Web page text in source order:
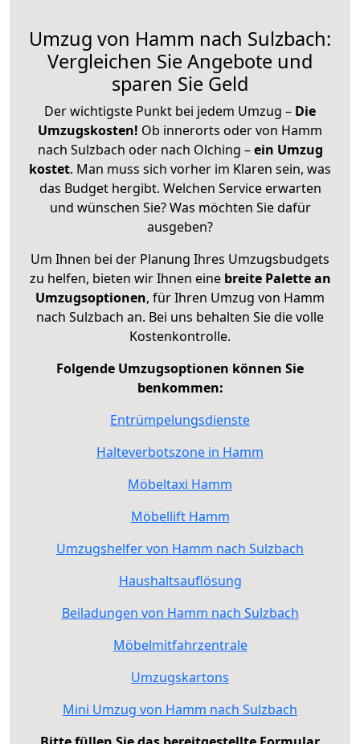
Umzug von Hamm nach Sulzbach:
Vergleichen Sie Angebote und
sparen Sie Geld
Der wichtigste Punkt bei jedem Umzug – Die
Umzugskosten! Ob innerorts oder von Hamm
nach Sulzbach oder nach Olching –ein Umzug
kostet. Man muss sich vorher im Klaren sein, was
das Budget hergibt. Welchen Service erwarten
und wünschen Sie? Was möchten Sie dafür
ausgeben?
Um Ihnen bei der Planung Ihres Umzugsbudgets
zu helfen, bieten wir Ihnen eine breite Palette an
Umzugsoptionen, für Ihren Umzug von Hamm
nach Sulzbach an. Bei uns behalten Sie die volle
Kostenkontrolle.
Folgende Umzugsoptionen können Sie
benkommen:
Entrümpelungsdienste
Halteverbotszone in Hamm
Möbeltaxi Hamm
Möbellift Hamm
Umzugshelfer von Hamm nach Sulzbach
Haushaltsauflösung
Beiladungen von Hamm nach Sulzbach
Möbelmitfahrzentrale
Umzugskartons
Mini Umzug von Hamm nach Sulzbach